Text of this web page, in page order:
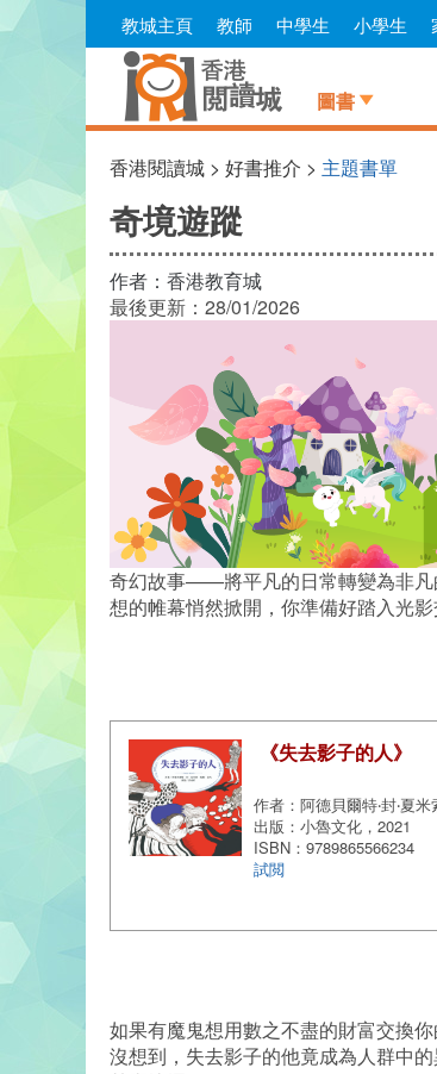
Skip
to
教城主頁 教師 中學生 小學生
圖書
香港閱讀城 > 好書推介 > 主題書單
奇境遊蹤
作者： 香港教育城
最後更新： 28/01/2026
奇幻故事——將平凡的日常轉變為非凡
想的帷幕悄然掀開，你準備好踏入光
《失去影子的人》
作者：阿德貝爾特‧封‧夏
出版：小魯文化，2021
ISBN：9789865566234
試閲
如果有魔鬼想用數之不盡的財富交換
沒想到，失去影子的他竟成為人群中